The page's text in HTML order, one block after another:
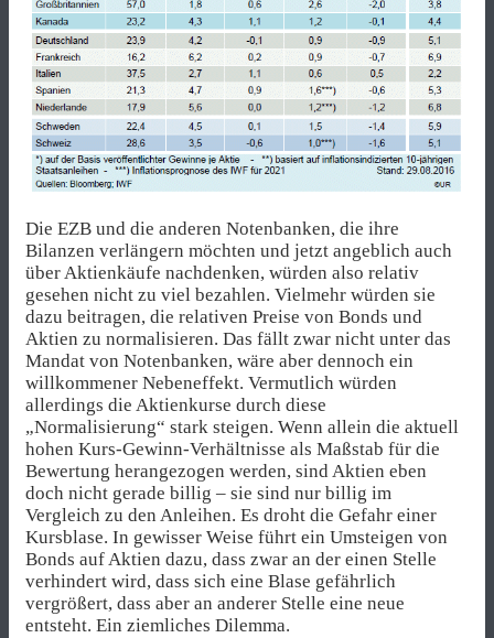
Die EZB und die anderen Notenbanken, die ihre
Bilanzen verlängern möchten und jetzt angeblich auch
über Aktienkäufe nachdenken, würden also relativ
gesehen nicht zu viel bezahlen. Vielmehr würden sie
dazu beitragen, die relativen Preise von Bonds und
Aktien zu normalisieren. Das fällt zwar nicht unter das
Mandat von Notenbanken, wäre aber dennoch ein
willkommener Nebeneffekt. Vermutlich würden
allerdings die Aktienkurse durch diese
„Normalisierung“ stark steigen. Wenn allein die aktuell
hohen Kurs-Gewinn-Verhältnisse als Maßstab für die
Bewertung herangezogen werden, sind Aktien eben
doch nicht gerade billig – sie sind nur billig im
Vergleich zu den Anleihen. Es droht die Gefahr einer
Kursblase. In gewisser Weise führt ein Umsteigen von
Bonds auf Aktien dazu, dass zwar an der einen Stelle
verhindert wird, dass sich eine Blase gefährlich
vergrößert, dass aber an anderer Stelle eine neue
entsteht. Ein ziemliches Dilemma.